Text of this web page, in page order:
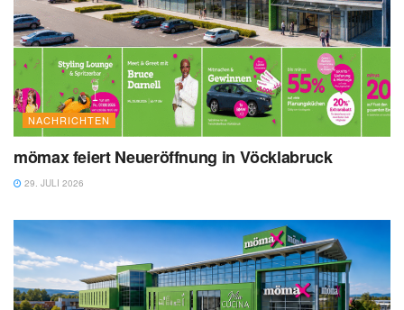
NACHRICHTEN
mömax feiert Neueröffnung in Vöcklabruck
29. JULI 2026